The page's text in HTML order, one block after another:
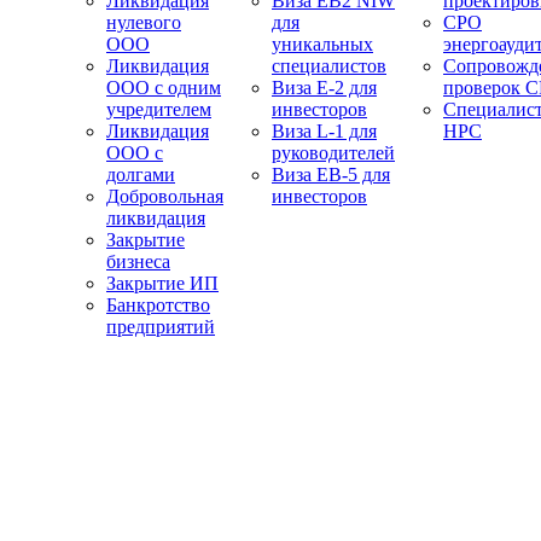
нулевого
ООО
Ликвидация
ООО с одним
учредителем
Ликвидация
ООО с
долгами
Добровольная
ликвидация
Закрытие
бизнеса
Закрытие ИП
Банкротство
предприятий
для
уникальных
специалистов
Виза E-2 для
инвесторов
Виза L-1 для
руководителей
Виза EB-5 для
инвесторов
СРО
проверок
НРС